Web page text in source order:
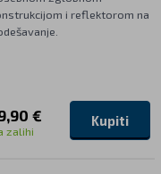
i reflektorom na
€
zalihi
Kupiti